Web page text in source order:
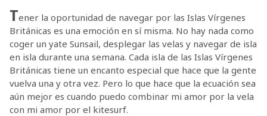
Tener la oportunidad de navegar por las Islas Vírgenes
Británicas es una emoción en sí misma. No hay nada como
coger un yate Sunsail, desplegar las velas y navegar de isla
en isla durante una semana. Cada isla de las Islas Vírgenes
Británicas tiene un encanto especial que hace que la gente
vuelva una y otra vez. Pero lo que hace que la ecuación sea
aún mejor es cuando puedo combinar mi amor por la vela
con mi amor por el kitesurf.